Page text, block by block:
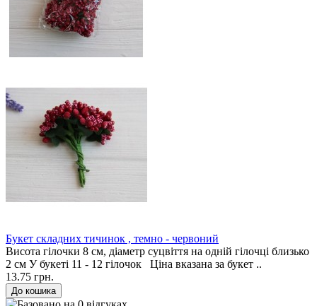
Букет складних тичинок , темно - червоний
Висота гілочки 8 см, діаметр суцвіття на одній гілочці близько
2 см У букеті 11 - 12 гілочок Ціна вказана за букет ..
13.75 грн.